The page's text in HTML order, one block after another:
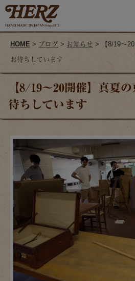
HOME > ブログ > お知らせ > 【8/19～
お待ちしています
【8/19～20開催】真夏
待ちしています